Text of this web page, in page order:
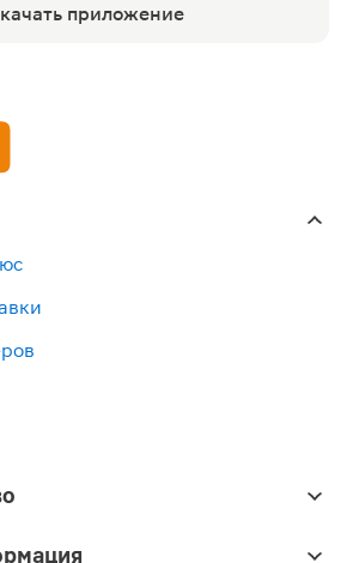
приложение